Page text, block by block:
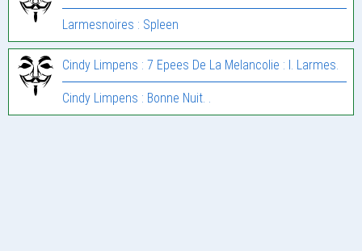
Larmesnoires : Spleen
Cindy Limpens : 7 Epees De La Melancolie : I. Larmes.
Cindy Limpens : Bonne Nuit. .